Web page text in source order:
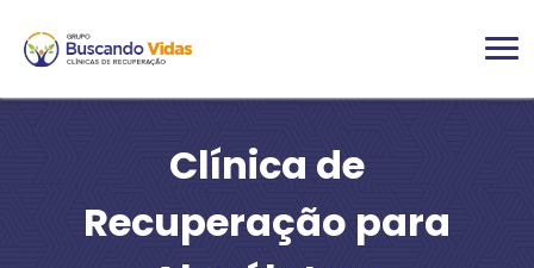
Clínica de
Recuperação para